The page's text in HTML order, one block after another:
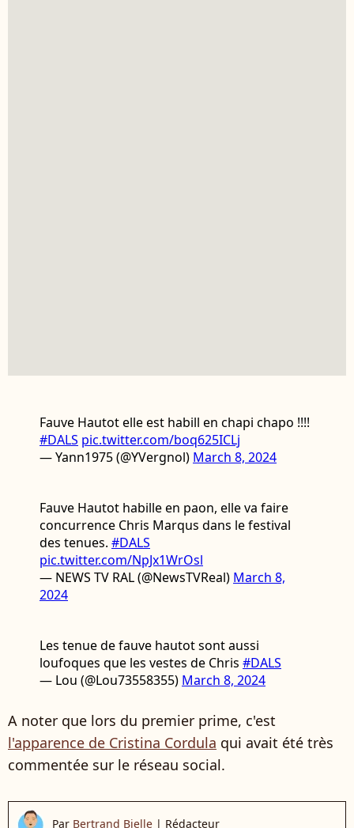
Fauve Hautot elle est habill en chapi chapo !!!!
#DALS pic.twitter.com/boq625ICLj
— Yann1975 (@YVergnol) March 8, 2024
Fauve Hautot habille en paon, elle va faire
concurrence Chris Marqus dans le festival
des tenues. #DALS
pic.twitter.com/NpJx1WrOsl
— NEWS TV RAL (@NewsTVReal) March 8,
2024
Les tenue de fauve hautot sont aussi
loufoques que les vestes de Chris #DALS
— Lou (@Lou73558355) March 8, 2024
A noter que lors du premier prime, c'est
l'apparence de Cristina Cordula qui avait été très
commentée sur le réseau social.
Par Bertrand Bielle | Rédacteur